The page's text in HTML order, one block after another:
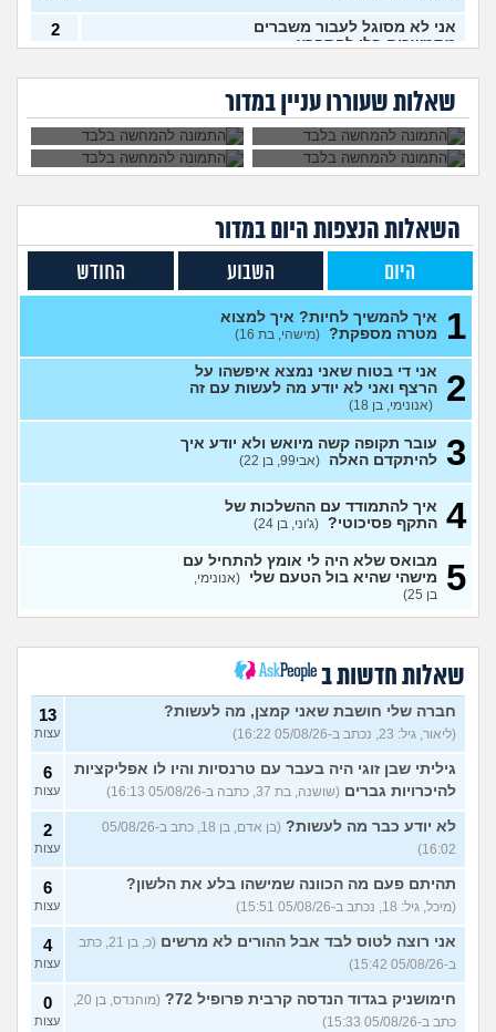
אני לא מסוגל לעבור משברים
מתמשכים בלי להתפרץ
2
בעלי חסר רגשות באופן מדאיג
(אנונימית, בת 33)
מרגיש תקוע בחיים, איך
להתמודד? (zak, בן 25)
2
(אנוני, בת 18)
איך לספר לבן זוג שלי על
תקיפה מינית?
5
אני כבר לא נער. והזמן טס
למה אני לא מקבל את זה שאני
כבר לא ילד יותר? (היו זמנים
חושב להתאשפז *שוב* מרצון,
או לשכב באמצע הרחוב
(asdasd, בן 30)
מה לדעתכם אני צריך לעשות?
אני באמת שונא לקום כל יום
לעבוד
(אזרח, בן 20)
נקלעתי לעימות פיזי
(דורון,
נזכר במעשים מביכים מתקופה
רעה (אף_אחד, בן 29)
העבודה הפכה להיות אובססיה,
(אנונימי, בן 25)
הרס עצמי בזוגיות (ט אנונימית,
בת 23)
עצות
עדיין מוצצת אצבע כהרגעה,
מה ניתן לעשות?
(נרקיס, בת
30)
7
עצות
מסדר את ארון הילדות בבית
ההורים ומוצף בזכרונות. איך
להתמודד?
5
עצות
איך מפסיקים לפחד מזה שהזמן
עובר?
(אליזבת, בת 24)
9
עצות
עם מי אנשים מתייעצים כל
הזמן?
5
עצות
ורוצה לחזור לזה! (זלדוס, בן 22) עצות
שאלות שעוררו עניין במדור
הגיוני שפסיכיאטר
מה קורה אם עוברים
בלילה?
OCD, איך להתמודד
עם הדיכאון?
במדינת ישראל? אבל
באמת?
השאלות הנצפות היוםבמדור
היום השבוע החודש
1
איך להמשיך לחיות? איך למצוא
מטרה מספקת? (מישהי, בת 16)
2
אני די בטוח שאני נמצא איפשהו על
הרצף ואני לא יודע מה לעשות עם זה
(אנונימי, בן 18)
3 עובר תקופה קשה מיואש ולא יודע איך
להיתקדם האלה (אבי99, בן 22)
4 איך להתמודד עם ההשלכות של
התקף פסיכוטי? (ג'וני, בן 24)
5
מבואס שלא היה לי אומץ להתחיל עם
מישהי שהיא בול הטעם שלי (אנונימי,
בן 25)
שאלות חדשות ב
חברה שלי חושבת שאני קמצן, מה לעשות?
(ליאור, גיל: 23, נכתב ב-05/08/26 16:22)
13
עצות
גיליתי שבן זוגי היה בעבר עם טרנסיות והיו לו אפליקציות
להיכרויות גברים (שושנה, בת 37, כתבה ב-05/08/26 16:13)
6
עצות
לא יודע כבר מה לעשות?
(בן אדם, בן 18, כתב ב-05/08/26
16:02)
2
עצות
תהיתם פעם מה הכוונה שמישהו בלע את הלשון?
(מיכל, גיל: 18, נכתב ב-05/08/26 15:51)
6
עצות
אני רוצה לטוס לבד אבל ההורים לא מרשים
(כ, בן 21, כתב
ב-05/08/26 15:42)
4
עצות
חימושניק בגדוד הנדסה קרבית פרופיל 72?
כתב ב-05/08/26 15:33)
0
עצות